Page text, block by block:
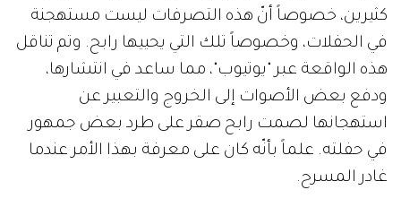
كثيرين، خصوصاً أنّ هذه التصرفات ليست مستهجنة
في الحفلات، وخصوصاً تلك التي يحييها رابح. وتم تناقل
هذه الواقعة عبر "يوتيوب"، مما ساعد في انتشارها،
ودفع بعض الأصوات إلى الخروج والتعبير عن
استهجانها لصمت رابح صقر على طرد بعض جمهور
في حفلته. علماً بأنّه كان على معرفة بهذا الأمر عندما
غادر المسرح.